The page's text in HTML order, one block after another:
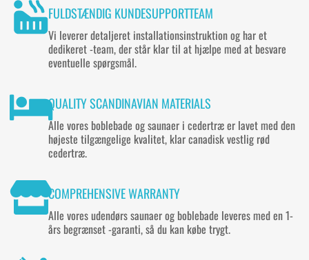
FULDSTÆNDIG KUNDESUPPORTTEAM
Vi leverer detaljeret installationsinstruktion og har et
dedikeret-team, der står klar til at hjælpe med at besvare
eventuelle spørgsmål.
QUALITY SCANDINAVIAN MATERIALS
Alle vores boblebade og saunaer i cedertræ er lavet med den
højeste tilgængelige kvalitet, klar canadisk vestlig rød
cedertræ.
COMPREHENSIVE WARRANTY
Alle vores udendørs saunaer og boblebade leveres med en 1-
års begrænset-garanti, så du kan købe trygt.